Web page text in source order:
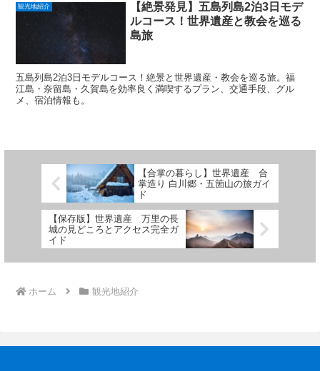
観光地紹介
【絶景発見】五島列島2泊3日モデ
ルコース！世界遺産と教会を巡る
島旅
五島列島2泊3日モデルコース！絶景と世界遺産・教会を巡る旅。福
江島・奈留島・久賀島を効率良く満喫するプラン、交通手段、グル
メ、宿泊情報も。
【合掌の暮らし】世界遺産 合
掌造り 白川郷・五箇山の旅ガイ
ド
【保存版】世界遺産 万里の長
城の見どころとアクセス完全ガ
イド
ホーム 観光地紹介